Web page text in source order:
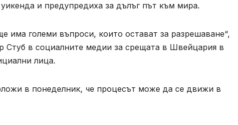
и предупредиха за дълъг път към мира.
има големи въпроси, които остават за разрешаване“,
Стуб в социалните медии за срещата в Швейцария в
лица.
в понеделник, че процесът може да се движи в